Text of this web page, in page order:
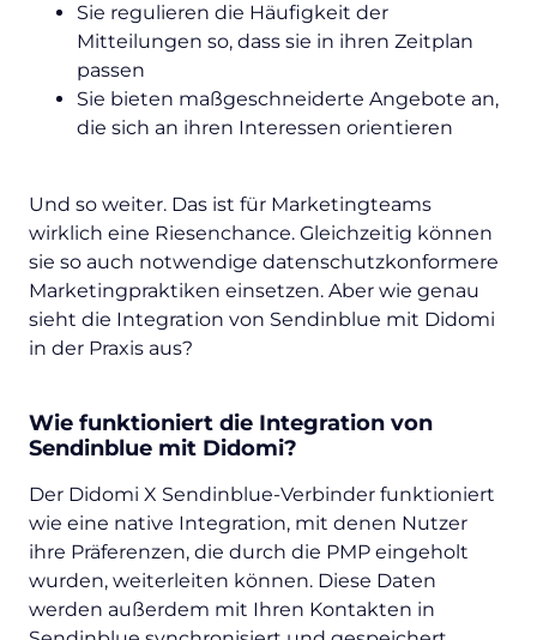
Sie regulieren die Häufigkeit der
Mitteilungen so, dass sie in ihren Zeitplan
passen
Sie bieten maßgeschneiderte Angebote an,
die sich an ihren Interessen orientieren
Und so weiter. Das ist für Marketingteams
wirklich eine Riesenchance. Gleichzeitig können
sie so auch notwendige datenschutzkonformere
Marketingpraktiken einsetzen. Aber wie genau
sieht die Integration von Sendinblue mit Didomi
in der Praxis aus?
Wie funktioniert die Integration von
Sendinblue mit Didomi?
Der Didomi X Sendinblue-Verbinder funktioniert
wie eine native Integration, mit denen Nutzer
ihre Präferenzen, die durch die PMP eingeholt
wurden, weiterleiten können. Diese Daten
werden außerdem mit Ihren Kontakten in